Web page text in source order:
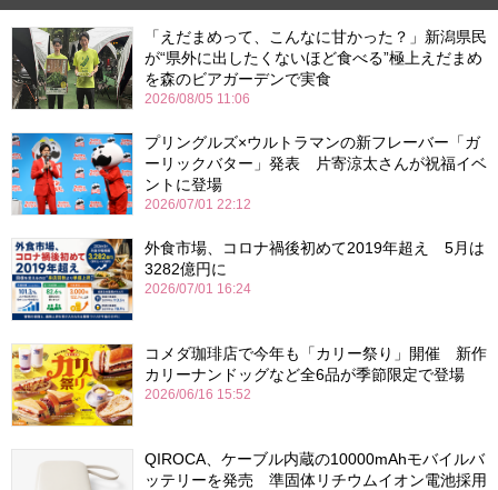
「えだまめって、こんなに甘かった？」新潟県民
が“県外に出したくないほど食べる”極上えだまめ
を森のビアガーデンで実食
2026/08/05 11:06
プリングルズ×ウルトラマンの新フレーバー「ガ
ーリックバター」発表 片寄涼太さんが祝福イベ
ントに登場
2026/07/01 22:12
外食市場、コロナ禍後初めて2019年超え 5月は
3282億円に
2026/07/01 16:24
コメダ珈琲店で今年も「カリー祭り」開催 新作
カリーナンドッグなど全6品が季節限定で登場
2026/06/16 15:52
QIROCA、ケーブル内蔵の10000mAhモバイルバ
ッテリーを発売 準固体リチウムイオン電池採用